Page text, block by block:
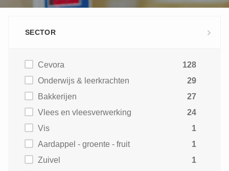
SECTOR
Cevora
128
Onderwijs & leerkrachten
29
Bakkerijen
27
Vlees en vleesverwerking
24
Vis
1
Aardappel - groente - fruit
1
Zuivel
1